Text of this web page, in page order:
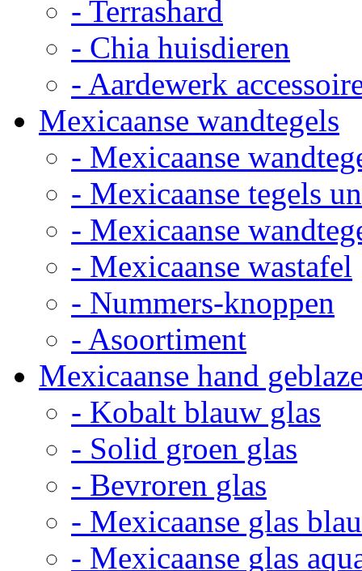
- Terrashard
- Chia huisdieren
- Aardewerk
Mexicaanse wandtegels
- Mexicaanse
- Mexicaanse tegels
- Mexicaanse
- Mexicaanse wastafel
- Nummers-knoppen
- Asoortiment
Mexicaanse hand
- Kobalt blauw glas
- Solid groen glas
- Bevroren glas
- Mexicaanse glas
- Mexicaanse glas